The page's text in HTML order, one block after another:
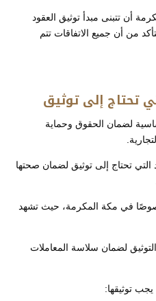
أن تتبنى مبدأ توثيق العقود
من أن جميع الاتفاقات تتم
تحتاج إلى توثيق
لضمان الحقوق وحماية
التي تحتاج إلى توثيق لضمان صحتها
في مكة المكرمة، حيث تشهد
لضمان سلاسة المعاملات
يجب توثيقها: